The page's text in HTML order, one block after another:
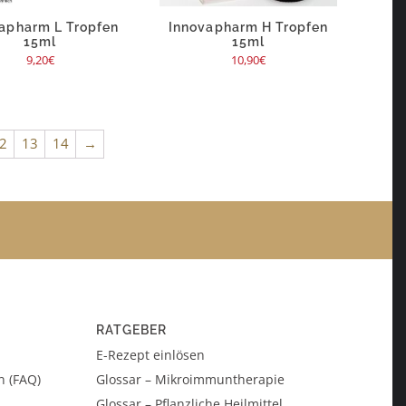
L Tropfen
15ml
9,20€
Innovapharm H Tropfen
15ml
10,90€
13 14 →
(FAQ)
RATGEBER
E-Rezept einlösen
Glossar – Mikroimmuntherapie